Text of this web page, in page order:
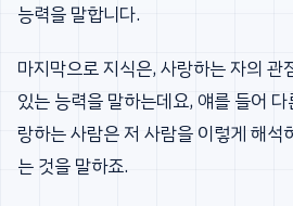
능력을 말합니다.
마지막으로 지식은, 사랑하는 자의 관
있는 능력을 말하는데요, 얘를 들어
랑하는 사람은 저 사람을 이렇게 해석
는 것을 말하죠.